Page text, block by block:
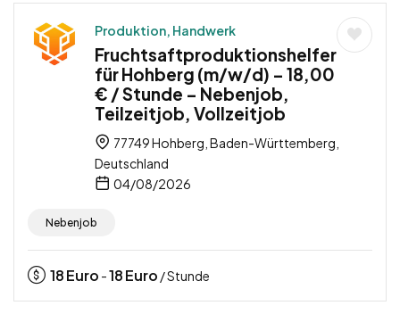
Produktion, Handwerk
Fruchtsaftproduktionshelfer
für Hohberg (m/w/d) – 18,00
€ / Stunde – Nebenjob,
Teilzeitjob, Vollzeitjob
77749 Hohberg, Baden-Württemberg,
Deutschland
04/08/2026
Nebenjob
18Euro -18Euro / Stunde